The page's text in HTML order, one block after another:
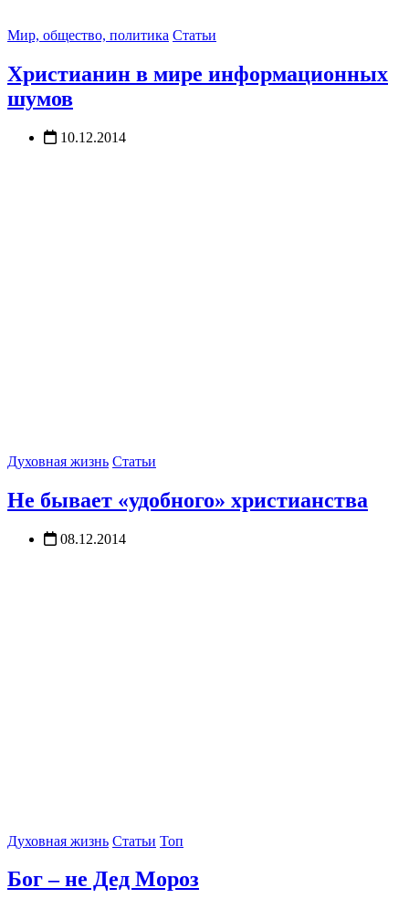
Мир, общество, политика Статьи
Христианин в мире информационных
шумов
10.12.2014
Духовная жизнь Статьи
Не бывает «удобного» христианства
08.12.2014
Духовная жизнь Статьи Топ
Бог – не Дед Мороз